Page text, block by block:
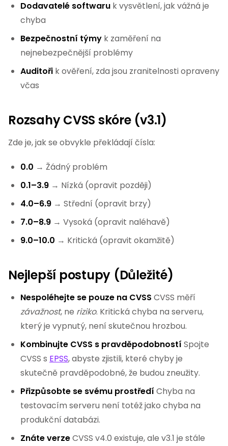
Dodavatelé softwaru k vysvětlení, jak vážná je
chyba
Bezpečnostní týmy k zaměření na
nejnebezpečnější problémy
Auditoři k ověření, zda jsou zranitelnosti opraveny
včas
Rozsahy CVSS skóre (v3.1)
Zde je, jak se obvykle překládají čísla:
0.0 → Žádný problém
0.1–3.9 → Nízká (opravit později)
4.0–6.9 → Střední (opravit brzy)
7.0–8.9 → Vysoká (opravit naléhavě)
9.0–10.0 → Kritická (opravit okamžitě)
Nejlepší postupy (Důležité)
Nespoléhejte se pouze na CVSS CVSS měří
závažnost, ne riziko. Kritická chyba na serveru,
který je vypnutý, není skutečnou hrozbou.
Kombinujte CVSS s pravděpodobností Spojte
CVSS s EPSS, abyste zjistili, které chyby je
skutečně pravděpodobné, že budou zneužity.
Přizpůsobte se svému prostředí Chyba na
testovacím serveru není totéž jako chyba na
produkční databázi.
Znáte verzeCVSS v4.0 existuje, ale v3.1 je stále